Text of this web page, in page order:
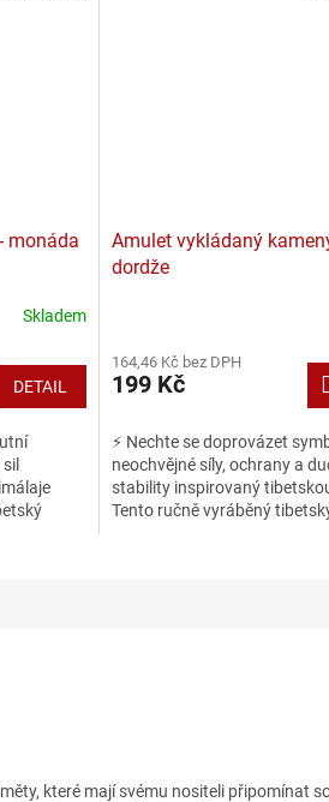
monáda
Skladem
DETAIL
Amulet vykládaný
dordže
164,46 Kč bez DPH
199 Kč
⚡ Nechte se doprovázet
neochvějné síly, ochrany a
stability inspirovaný
Tento ručně vyráběný
které mají svému nositeli připomínat